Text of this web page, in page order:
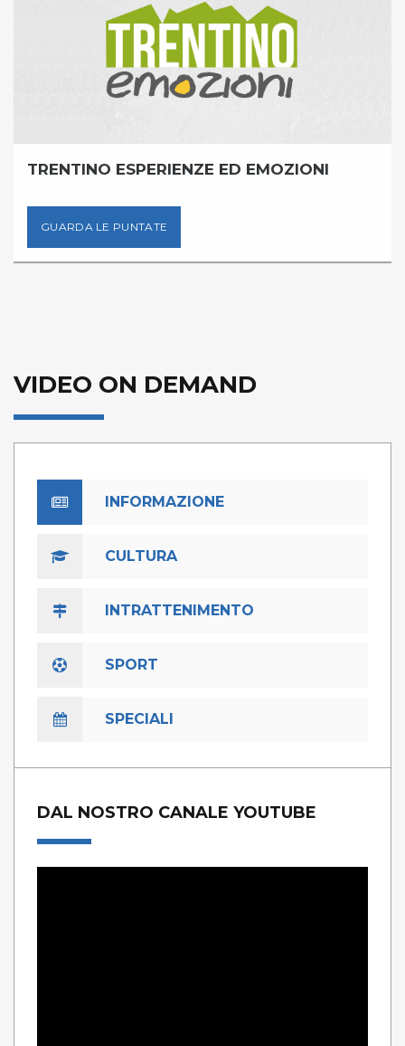
TRENTINO ESPERIENZE ED EMOZIONI
GUARDA LE PUNTATE
VIDEO ON DEMAND
INFORMAZIONE
CULTURA
INTRATTENIMENTO
SPORT
SPECIALI
DAL NOSTRO CANALE YOUTUBE